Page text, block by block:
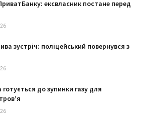
ексвласник постане перед
зустріч: поліцейський повернувся з
до зупинки газу для